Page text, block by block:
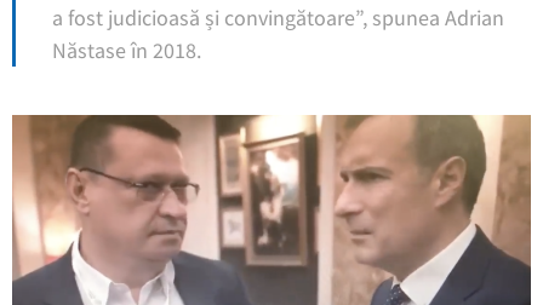
a fost judicioasă și convingătoare”, spunea Adrian
Năstase în 2018.